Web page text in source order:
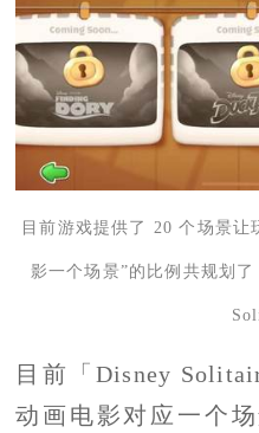
目前游戏提供了 20 个场景让
影一个场景”的比例共规划了
目前「Disney
动画电影对应一个